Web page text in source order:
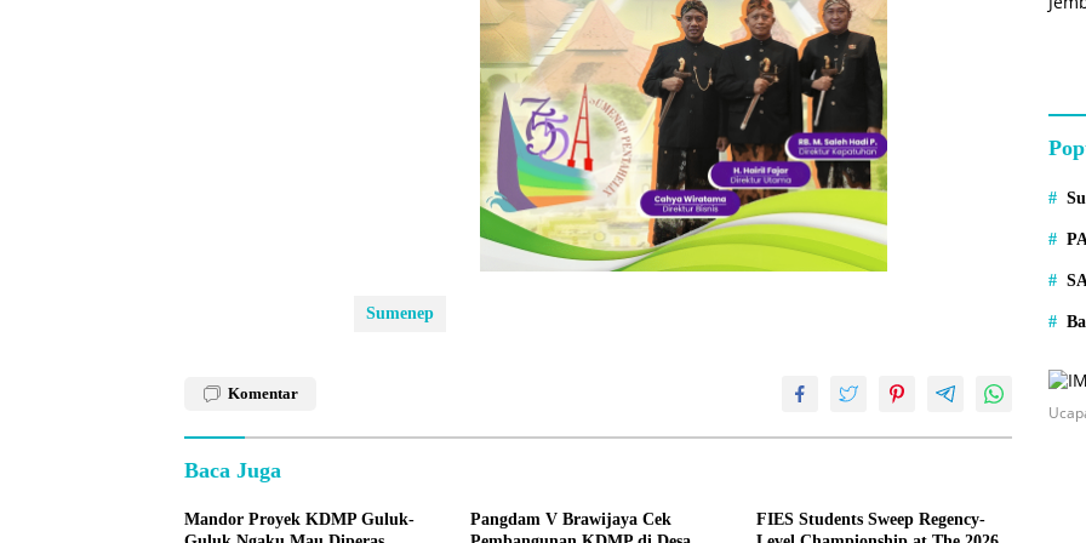
Sumenep
Komentar
Baca Juga
Mandor Proyek KDMP Guluk-
Pangdam V Brawijaya Cek
FIES Students Sweep Regency-